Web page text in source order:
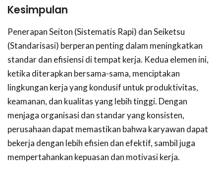
Kesimpulan
Penerapan Seiton (Sistematis Rapi) dan Seiketsu
(Standarisasi) berperan penting dalam meningkatkan
standar dan efisiensi di tempat kerja. Kedua elemen ini,
ketika diterapkan bersama-sama, menciptakan
lingkungan kerja yang kondusif untuk produktivitas,
keamanan, dan kualitas yang lebih tinggi. Dengan
menjaga organisasi dan standar yang konsisten,
perusahaan dapat memastikan bahwa karyawan dapat
bekerja dengan lebih efisien dan efektif, sambil juga
mempertahankan kepuasan dan motivasi kerja.